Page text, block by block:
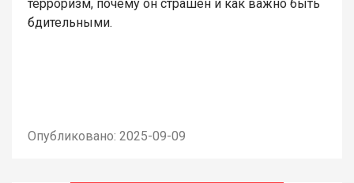
терроризм, почему он страшен и как важно быть
бдительными.
Опубликовано: 2025-09-09